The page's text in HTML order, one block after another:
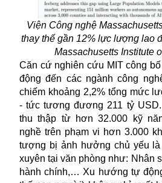
Viện Công nghệ
thay thế gần 12% lực lượng lao
Massachusetts Institute
Căn cứ nghiên cứu MIT công
động đến các ngành công
chiếm khoảng 2,2% tổng mức
- tức tương đương 211 tỷ
thu thập từ hơn 32.000 kỹ
nghề trên phạm vi hơn 3.000
tượng bị ảnh hưởng chủ yếu
xuyên tại văn phòng như: Nhân
hành chính,… Xu hướng tự